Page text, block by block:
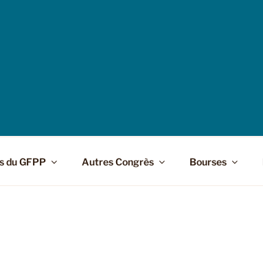
du GFPP Autres Congrès Bourses